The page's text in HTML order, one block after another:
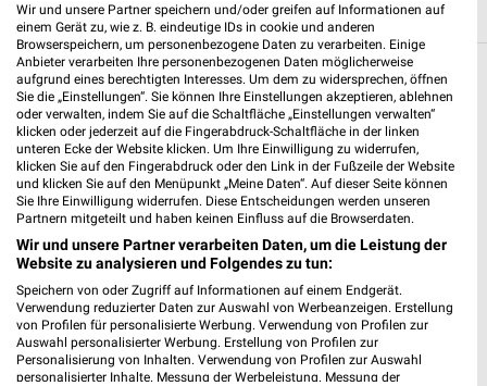
419,40 km • Angebote: 6 Prospekte
Discounter Angebote und Prospekte für Burk
17 Prospekte
Thomas Philipps Lidl
Wir und unsere Partner speichern und/oder greifen auf Informationen auf
einem Gerät zu, wie z. B. eindeutige IDs in cookie und anderen
Browserspeichern, um personenbezogene Daten zu verarbeiten. Einige
Anbieter verarbeiten Ihre personenbezogenen Daten möglicherweise
aufgrund eines berechtigten Interesses. Um dem zu widersprechen, öffnen
Sie die „Einstellungen“. Sie können Ihre Einstellungen akzeptieren, ablehnen
oder verwalten, indem Sie auf die Schaltfläche „Einstellungen verwalten“
klicken oder jederzeit auf die Fingerabdruck-Schaltfläche in der linken
unteren Ecke der Website klicken. Um Ihre Einwilligung zu widerrufen,
klicken Sie auf den Fingerabdruck oder den Link in der Fußzeile der Website
und klicken Sie auf den Menüpunkt „Meine Daten“. Auf dieser Seite können
Sie Ihre Einwilligung widerrufen. Diese Entscheidungen werden unseren
Partnern mitgeteilt und haben keinen Einfluss auf die Browserdaten.
Wir und unsere Partner verarbeiten Daten, um die Leistung der
Website zu analysieren und Folgendes zu tun:
Speichern von oder Zugriff auf Informationen auf einem Endgerät.
Verwendung reduzierter Daten zur Auswahl von Werbeanzeigen. Erstellung
von Profilen für personalisierte Werbung. Verwendung von Profilen zur
Auswahl personalisierter Werbung. Erstellung von Profilen zur
Personalisierung von Inhalten. Verwendung von Profilen zur Auswahl
personalisierter Inhalte. Messung der Werbeleistung. Messung der